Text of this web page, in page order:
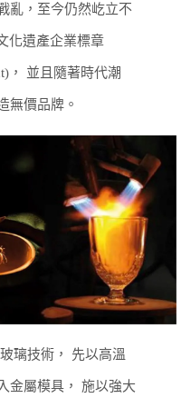
亂，至今仍然屹立不
化遺產企業標章
， 並且隨著時代潮
無價品牌。
璃技術， 先以高溫
金屬模具， 施以強大